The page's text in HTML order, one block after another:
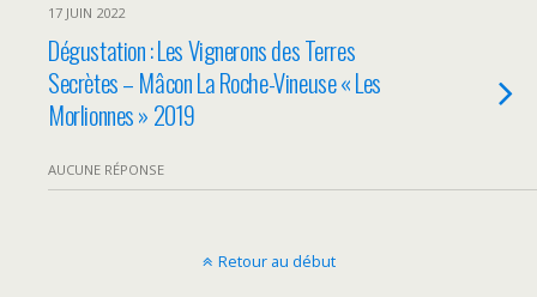
17 JUIN 2022
Dégustation : Les Vignerons des Terres
Secrètes – Mâcon La Roche-Vineuse « Les
Morlionnes » 2019
AUCUNE RÉPONSE
Retour au début